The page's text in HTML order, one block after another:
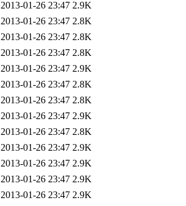
2013-01-26 23:47 2.9K
2013-01-26 23:47 2.8K
2013-01-26 23:47 2.8K
2013-01-26 23:47 2.8K
2013-01-26 23:47 2.9K
2013-01-26 23:47 2.8K
2013-01-26 23:47 2.8K
2013-01-26 23:47 2.9K
2013-01-26 23:47 2.8K
2013-01-26 23:47 2.9K
2013-01-26 23:47 2.9K
2013-01-26 23:47 2.9K
2013-01-26 23:47 2.9K